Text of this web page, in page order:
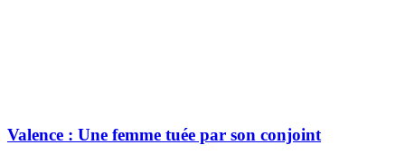
Valence : Une femme tuée par son conjoint